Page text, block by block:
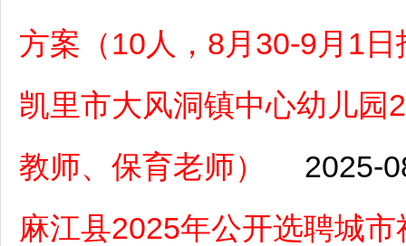
方案（10人，8月30-9月1日
凯里市大风洞镇中心幼儿园
教师、保育老师）
2025-
麻江县2025年公开选聘城